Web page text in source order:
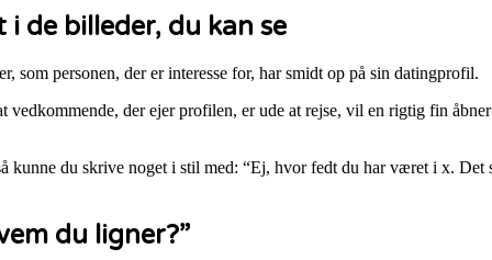
de billeder, du kan se
som personen, der er interesse for, har smidt op på sin datingprofil.
der ejer profilen, er ude at rejse, vil en rigtig fin åbner
kunne du skrive noget i stil med: “Ej, hvor fedt du har været i x. Det
du ligner?”